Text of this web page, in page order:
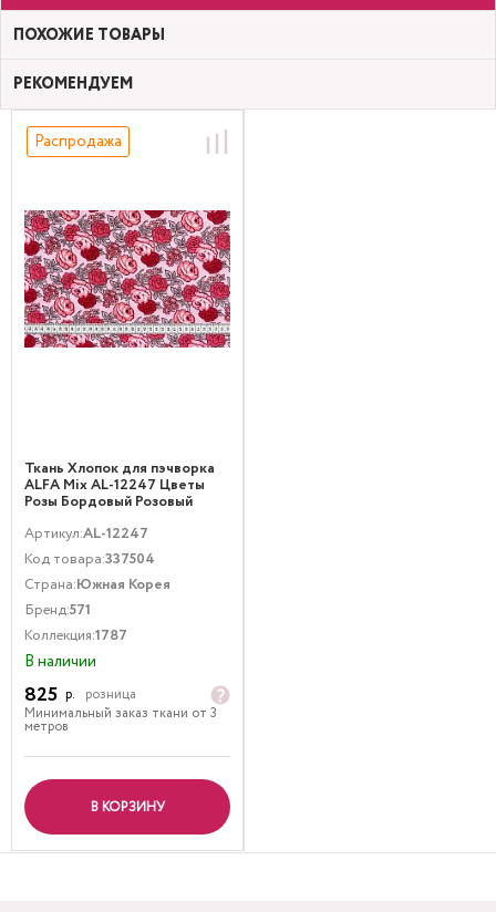
ПОХОЖИЕ ТОВАРЫ
РЕКОМЕНДУЕМ
Распродажа
Ткань Хлопок для пэчворка
ALFA Mix AL-12247 Цветы
Розы Бордовый Розовый
Артикул:AL-12247
Код товара:337504
Страна:Южная Корея
Бренд:571
Коллекция:1787
В наличии
825 р.
розница
Минимальный заказ ткани от 3
метров
В КОРЗИНУ